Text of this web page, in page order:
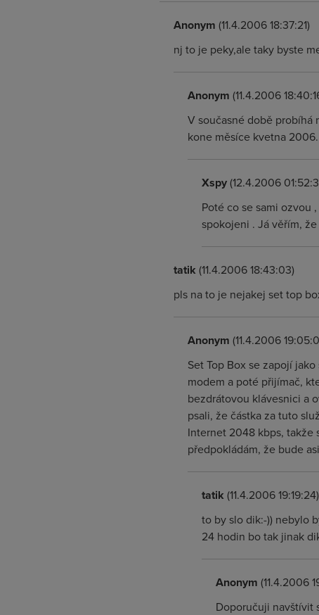
Anonym (11.4.2006 18:37:21)
nj to je peky,ale taky byste
Anonym (11.4.2006
V současné době probíhá
kone měsíce kvetna
Xspy(12.4.2006
Poté co se sami ozvou
spokojeni . Já věřím,
tatik (11.4.2006 18:43:03)
pls na to je nejakej set top
Anonym (11.4.2006
Set Top Box se zapojí
modem a poté přijímač,
bezdrátovou klávesnici a
psali, že částka za tuto
Internet 2048 kbps, takže
předpokládám, že bude
tatik (11.4.2006 19:19:24)
to by slo dik:-)) nebylo
24 hodin bo tak jinak
Anonym (11.4.2006
Doporučuji navštívit